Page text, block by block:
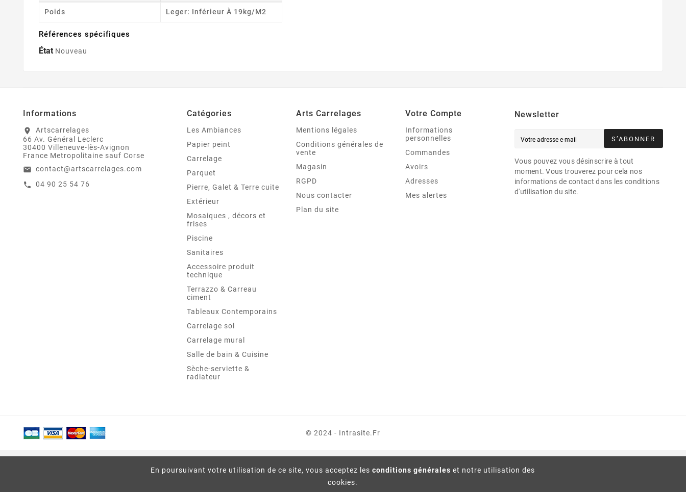
En poursuivant votre utilisation de ce site, vous acceptez lesconditions générales et notre utilisation des
cookies.
Poids Leger: Inférieur À 19kg/m2
Références spécifiques
État Nouveau
Informations
location_on
Artscarrelages
66 Av. Général Leclerc
30400 Villeneuve-lès-Avignon
France Metropolitaine sauf Corse
email contact@artscarrelages.com
call 04 90 25 54 76
Catégories
Les Ambiances
Papier peint
Carrelage
Parquet
Pierre, Galet & Terre cuite
Extérieur
Mosaiques , décors et
frises
Piscine
Sanitaires
Accessoire produit
technique
Terrazzo & Carreau
ciment
Tableaux Contemporains
Carrelage sol
Carrelage mural
Salle de bain & Cuisine
Sèche-serviette &
radiateur
Arts Carrelages
Mentions légales
Conditions générales de
vente
Magasin
RGPD
Nous contacter
Plan du site
Votre Compte
Informations
personnelles
Commandes
Avoirs
Adresses
Mes alertes
Newsletter
S’ABONNER
Vous pouvez vous désinscrire à tout
moment. Vous trouverez pour cela nos
informations de contact dans les conditions
d'utilisation du site.
© 2024 - Intrasite.fr